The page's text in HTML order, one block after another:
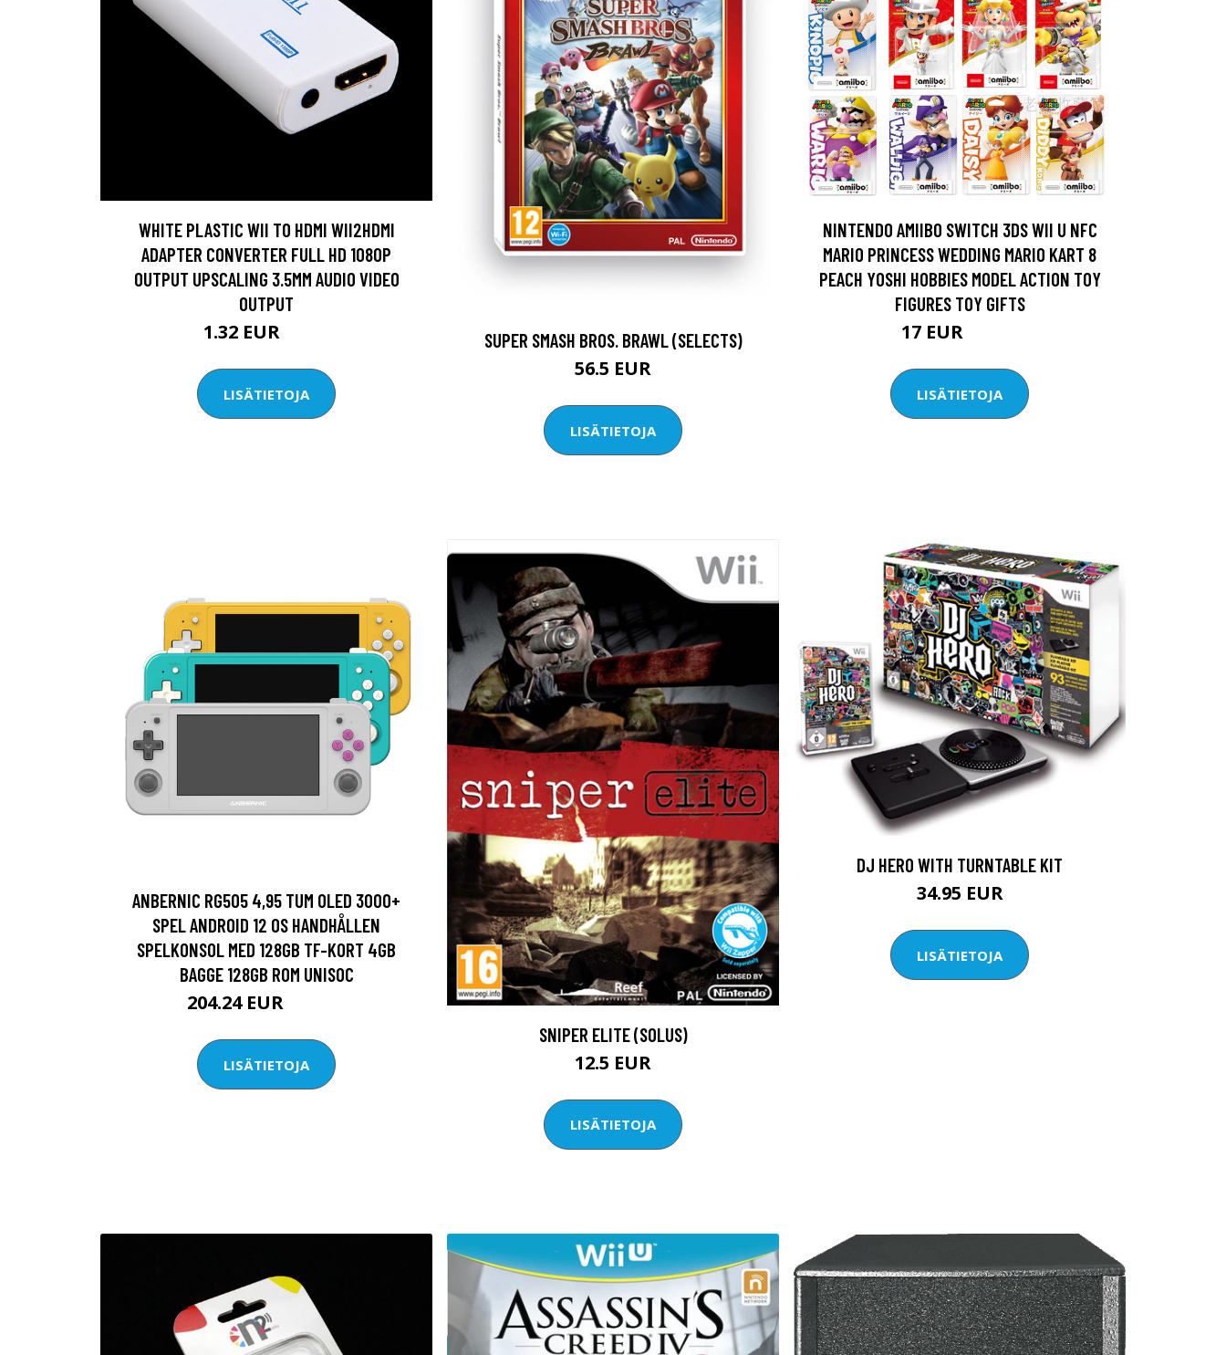
WHITE PLASTIC WII TO HDMI WII2HDMI
ADAPTER CONVERTER FULL HD 1080P
OUTPUT UPSCALING 3.5MM AUDIO VIDEO
OUTPUT
1.32 EUR
LISÄTIETOJA
SUPER SMASH BROS. BRAWL (SELECTS)
56.5 EUR
LISÄTIETOJA
NINTENDO AMIIBO SWITCH 3DS WII U NFC
MARIO PRINCESS WEDDING MARIO KART 8
PEACH YOSHI HOBBIES MODEL ACTION TOY
FIGURES TOY GIFTS
17 EUR
LISÄTIETOJA
ANBERNIC RG505 4,95 TUM OLED 3000+
SPEL ANDROID 12 OS HANDHÅLLEN
SPELKONSOL MED 128GB TF-KORT 4GB
BAGGE 128GB ROM UNISOC
204.24 EUR
LISÄTIETOJA
SNIPER ELITE (SOLUS)
12.5 EUR
LISÄTIETOJA
DJ HERO WITH TURNTABLE KIT
34.95 EUR
LISÄTIETOJA